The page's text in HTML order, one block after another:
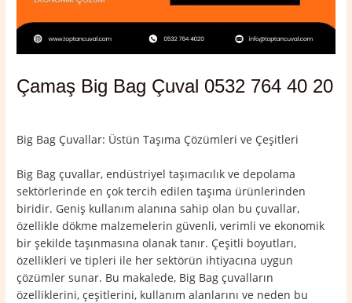
Çamaş Big Bag Çuval 0532 764 40 20
Big Bag Çuvallar: Üstün Taşıma Çözümleri ve Çeşitleri
Big Bag çuvallar, endüstriyel taşımacılık ve depolama
sektörlerinde en çok tercih edilen taşıma ürünlerinden
biridir. Geniş kullanım alanına sahip olan bu çuvallar,
özellikle dökme malzemelerin güvenli, verimli ve ekonomik
bir şekilde taşınmasına olanak tanır. Çeşitli boyutları,
özellikleri ve tipleri ile her sektörün ihtiyacına uygun
çözümler sunar. Bu makalede, Big Bag çuvalların
özelliklerini, çeşitlerini, kullanım alanlarını ve neden bu